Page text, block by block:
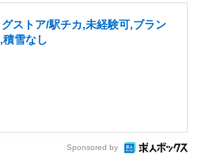
グストア/駅チカ,未経験可,ブラン
雪なし
Sponsored by